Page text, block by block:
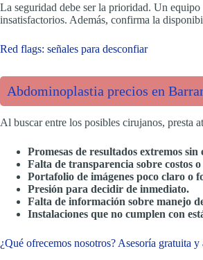
La seguridad debe ser la prioridad. Un
insatisfactorios. Además, confirma la
Red flags: señales para desconfiar
Abdominoplastia precios en
Al buscar entre los posibles cirujanos, presta
Promesas de resultados extremos
Falta de transparencia sobre costos
Portafolio de imágenes poco claro o
Presión para decidir de inmediato.
Falta de información sobre manejo
Instalaciones que no cumplen con
¿Qué ofrecemos nosotros? Asesoría gratuita